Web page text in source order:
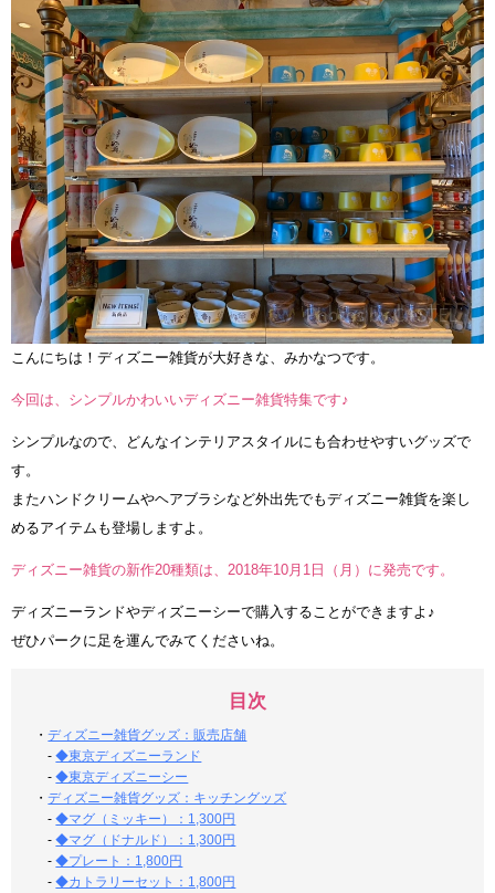
こんにちは！ディズニー雑貨が大好きな、みかなつです。
今回は、シンプルかわいいディズニー雑貨特集です♪
シンプルなので、どんなインテリアスタイルにも合わせやすいグッズで
す。
またハンドクリームやヘアブラシなど外出先でもディズニー雑貨を楽し
めるアイテムも登場しますよ。
ディズニー雑貨の新作20種類は、2018年10月1日（月）に発売です。
ディズニーランドやディズニーシーで購入することができますよ♪
ぜひパークに足を運んでみてくださいね。
目次
・ディズニー雑貨グッズ：販売店舗
-◆東京ディズニーランド
-◆東京ディズニーシー
・ディズニー雑貨グッズ：キッチングッズ
-◆マグ（ミッキー）：1,300円
-◆マグ（ドナルド）：1,300円
-◆プレート：1,800円
-◆カトラリーセット：1,800円